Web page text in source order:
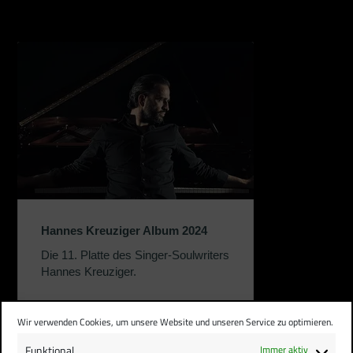
Wir verwenden Cookies, um unsere Website und unseren Service zu optimieren.
Immer aktiv
Hannes Kreuziger Album 2024
Die 11. Platte des Singer-Soulwriters
Hannes Kreuziger.